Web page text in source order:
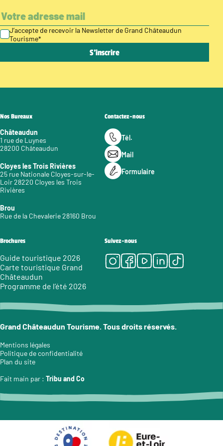
J’accepte de recevoir la Newsletter de Grand Châteaudun
Tourisme*
Nos Bureaux
Châteaudun
1 rue de Luynes
28200 Châteaudun
Cloyes les Trois Rivières
25 rue Nationale Cloyes-sur-le-
Loir 28220 Cloyes les Trois
Rivières
Brou
Rue de la Chevalerie 28160 Brou
Contactez-nous
Tél.
Mail
Formulaire
Brochures
Guide touristique 2026
Carte touristique Grand
Châteaudun
Programme de l’été 2026
Suivez-nous
Instagram
Facebook
Youtube
LinkedIn
Tiktok
Grand Châteaudun Tourisme. Tous droits réservés.
Mentions légales
Politique de confidentialité
Plan du site
Fait main par : Tribu and Co